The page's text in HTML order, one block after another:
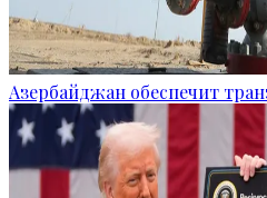
Азербайджан обеспечит